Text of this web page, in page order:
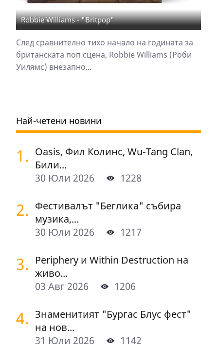
Robbie Williams - "Britpop"
След сравнително тихо начало на годината за
британската поп сцена, Robbie Williams (Роби
Уилямс) внезапно...
Най-четени новини
1. Oasis, Фил Колинс, Wu-Tang Clan,
Били...
30 Юли 2026
1228
2. Фестивалът "Беглика" събира
музика,...
30 Юли 2026
1217
3. Periphery и Within Destruction на
живо...
03 Авг 2026
1206
4. Знаменитият "Бургас Блус фест"
на нов...
31 Юли 2026
1142